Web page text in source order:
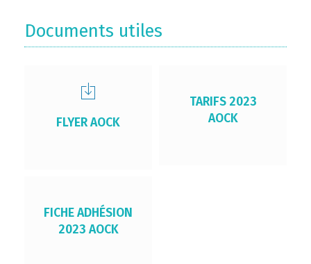
Documents utiles
FLYER AOCK
TARIFS 2023
AOCK
FICHE ADHÉSION
2023 AOCK